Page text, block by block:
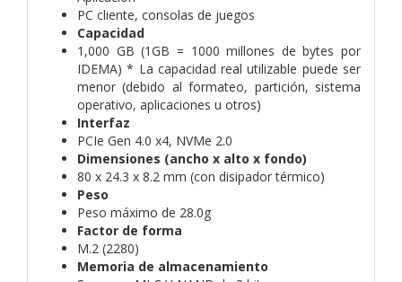
PC cliente, consolas de juegos
Capacidad
1,000 GB (1GB = 1000 millones de bytes por
IDEMA) * La capacidad real utilizable puede ser
menor (debido al formateo, partición, sistema
operativo, aplicaciones u otros)
Interfaz
PCIe Gen 4.0 x4, NVMe 2.0
Dimensiones (ancho x alto x fondo)
80 x 24.3 x 8.2 mm (con disipador térmico)
Peso
Peso máximo de 28.0g
Factor de forma
M.2 (2280)
Memoria de almacenamiento